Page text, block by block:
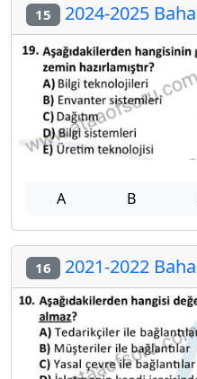
15 2024-2025
A B
16 2021-2022